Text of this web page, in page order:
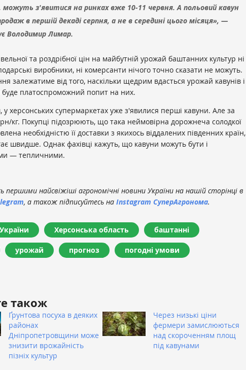
можуть з'явитися на ринках вже 10-11 червня. А польовий кавун
в першій декаді серпня, а не в середині цього місяця», —
Володимир Лимар.
та роздрібної цін на майбутній урожай баштанних культур ні
виробники, ні комерсанти нічого точно сказати не можуть.
залежатиме від того, наскільки щедрим вдасться урожай кавунів і
буде платоспроможний попит на них.
у херсонських супермаркетах уже з'явилися перші кавуни. Але за
кг. Покупці підозрюють, що така неймовірна дорожнеча солодкої
​​необхідністю її доставки з якихось віддалених південних країн,
швидше. Однак фахівці кажуть, що кавуни можуть бути і
— тепличними.
першими найсвіжіші агрономічні новини України на нашій сторінці в
, а також підписуйтесь на Instagram СуперАгронома.
Херсонська область баштанні
урожай прогноз погодні умови
також
Ґрунтова посуха в деяких
районах
Дніпропетровщини може
знизити врожайність
пізніх культур
Через низькі ціни
фермери замислюються
над скороченням площ
під кавунами